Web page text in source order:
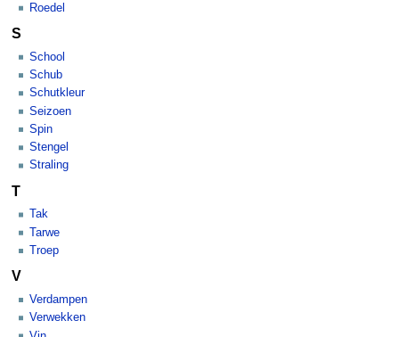
Roedel
S
School
Schub
Schutkleur
Seizoen
Spin
Stengel
Straling
T
Tak
Tarwe
Troep
V
Verdampen
Verwekken